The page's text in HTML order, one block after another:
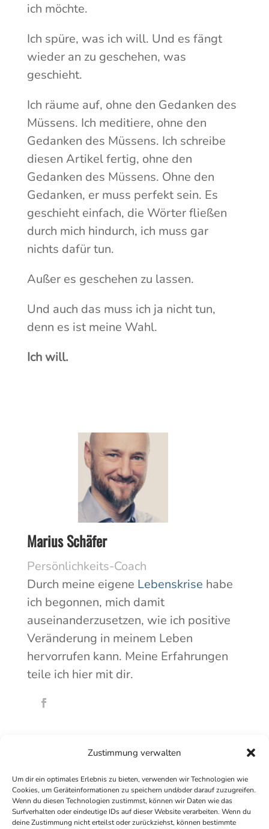
Zustimmung verwalten
Um dir ein optimales Erlebnis zu bieten, verwenden wir Technologien wie
Cookies, um Geräteinformationen zu speichern und/oder darauf zuzugreifen.
Wenn du diesen Technologien zustimmst, können wir Daten wie das
Surfverhalten oder eindeutige IDs auf dieser Website verarbeiten. Wenn du
deine Zustimmung nicht erteilst oder zurückziehst, können bestimmte
ich möchte.
Ich spüre, was ich will. Und es fängt
wieder an zu geschehen, was
geschieht.
Ich räume auf, ohne den Gedanken des
Müssens. Ich meditiere, ohne den
Gedanken des Müssens. Ich schreibe
diesen Artikel fertig, ohne den
Gedanken des Müssens. Ohne den
Gedanken, er muss perfekt sein. Es
geschieht einfach, die Wörter fließen
durch mich hindurch, ich muss gar
nichts dafür tun.
Außer es geschehen zu lassen.
Und auch das muss ich ja nicht tun,
denn es ist meine Wahl.
Ich will.
Marius Schäfer
Persönlichkeits-Coach
Durch meine eigene Lebenskrise habe
ich begonnen, mich damit
auseinanderzusetzen, wie ich positive
Veränderung in meinem Leben
hervorrufen kann. Meine Erfahrungen
teile ich hier mit dir.